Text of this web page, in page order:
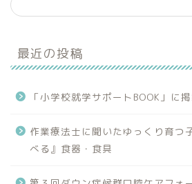
最近の投稿
「小学校就学サポートBOOK」に
作業療法士に聞いたゆっくり育つ
べる』食器・食具